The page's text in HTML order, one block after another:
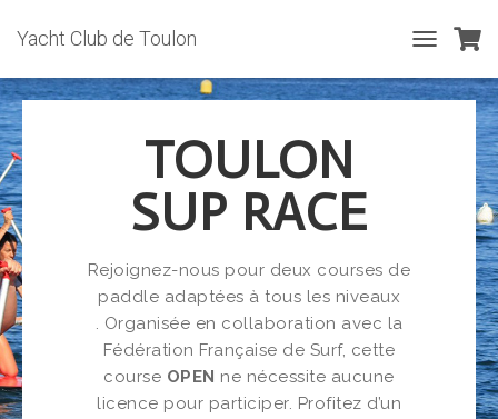
Yacht Club de Toulon
O
G
TOULON
SUP RACE
Rejoignez-nous pour deux courses de
paddle adaptées à tous les niveaux
. Organisée en collaboration avec la
Fédération Française de Surf, cette
course OPEN ne nécessite aucune
licence pour participer. Profitez d’un